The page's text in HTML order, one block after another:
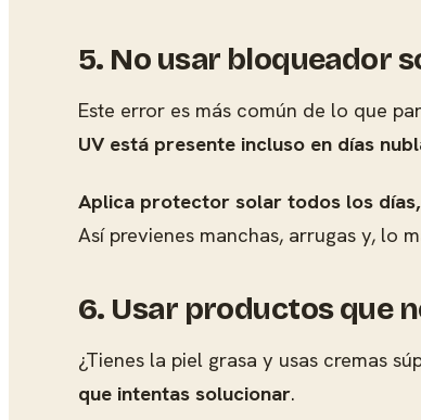
5. No usar bloqueador
Este error es más común de lo que
UV está presente incluso en días
Aplica protector solar todos los
Así previenes manchas, arrugas y, lo
6. Usar productos que
¿Tienes la piel grasa y usas cremas
que intentas solucionar.